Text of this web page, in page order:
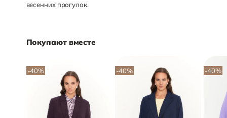
весенних прогулок.
Покупают вместе
-40% -40% -40%